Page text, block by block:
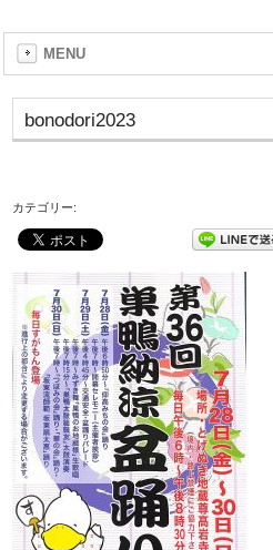
MENU
bonodori2023
カテゴリー: